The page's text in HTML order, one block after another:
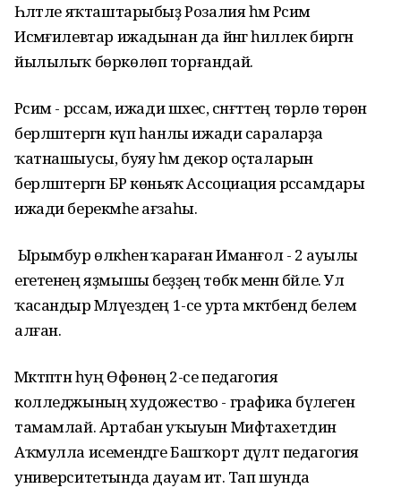
Һәләтле яҡташтарыбыҙ Розалия һәм Рәсим
Исмәғилевтар ижадынан да йәнгә һиллек биргән
йылылыҡ бөркөлөп торғандай.
Рәсим - рәссам, ижади шәхес, сәнғәттең төрлө төрөн
берләштергән күп һанлы ижади сараларҙа
ҡатнашыусы, буяу һәм декор оҫталарын
берләштергән БР көньяҡ Ассоциация рәссамдары
ижади берекмәһе ағзаһы.
Ырымбур өлкәһенә ҡараған Иманғол - 2 ауылы
егетенең яҙмышы беҙҙең төбәк менән бәйле. Ул
ҡасандыр Мәләүездең 1-се урта мәктәбендә белем
алған.
Мәктәптән һуң Өфөнөң 2-се педагогия
колледжының художество - графика бүлеген
тамамлай. Артабан уҡыуын Мифтахетдин
Аҡмулла исемендәге Башҡорт дәүләт педагогия
университетында дауам итә. Тап шунда